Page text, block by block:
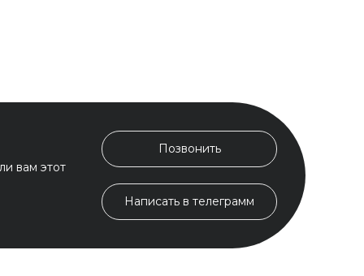
вам этот
Позвонить
Написать в телеграмм